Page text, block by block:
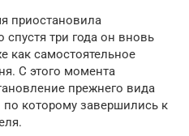
приостановила
спустя три года он вновь
как самостоятельное
С этого момента
прежнего вида
которому завершились к